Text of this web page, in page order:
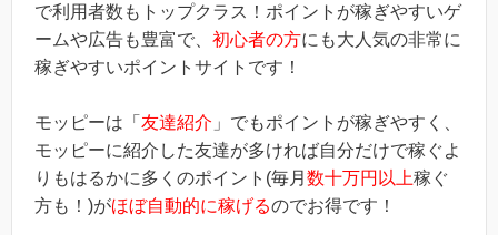
で利用者数もトップクラス！ポイントが稼ぎやすいゲ
ームや広告も豊富で、 初心者の方にも大人気の非常に
稼ぎやすいポイントサイトです！
モッピーは「 友達紹介 」でもポイントが稼ぎやすく、
モッピーに紹介した友達が多ければ自分だけで稼ぐよ
りもはるかに多くのポイント(毎月 数十万円以上稼ぐ
方も！)がほぼ自動的に稼げるのでお得です！